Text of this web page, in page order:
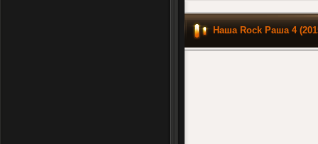
Наша Rock Раша 4